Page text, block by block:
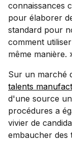
connaissances
pour élaborer
standard pour
comment
même manière.
Sur un marché
talents
d'une source
procédures a
vivier de
embaucher des